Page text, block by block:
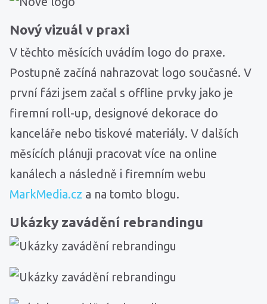
Nový vizuál v praxi
V těchto měsících uvádím logo do praxe.
Postupně začíná nahrazovat logo současné. V
první fázi jsem začal s offline prvky jako je
firemní roll-up, designové dekorace do
kanceláře nebo tiskové materiály. V dalších
měsících plánuji pracovat více na online
kanálech a následně i firemním webu
MarkMedia.cz a na tomto blogu.
Ukázky zavádění rebrandingu